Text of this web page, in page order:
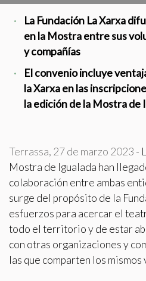
La Fundación La Xarxa
en la Mostra entre sus
y compañías
El convenio incluye
la Xarxa en las
la edición de la Mostra de
Terrassa, 27 de marzo 2023-
Mostra de Igualada han
colaboración entre ambas
surge del propósito de la
esfuerzos para acercar el
todo el territorio y de estar
con otras organizaciones y
las que comparten los
Modificar cookies
Técnicas y funcionales
Este sitio web utiliza Cookies
de configurar su navegador
impedir que sean instaladas en
deberá tener en cuenta que
dificultades de navegación de la
Analíticas y personalización
Permiten realizar el
comportamiento de los usuarios
información recogida mediante
utiliza en la medición de la
elaboración de perfiles de